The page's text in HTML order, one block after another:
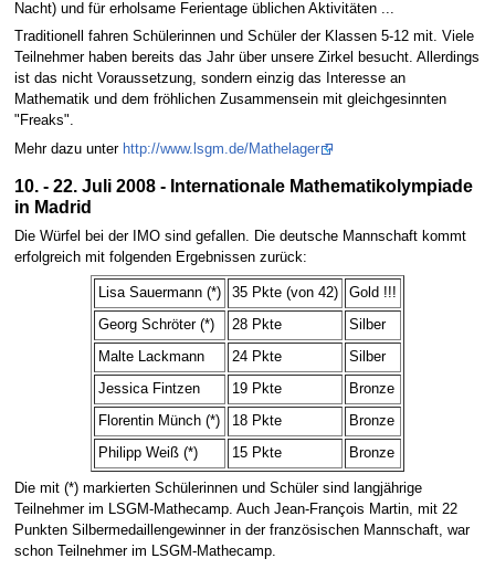
Nacht) und für erholsame Ferientage üblichen Aktivitäten ...
Traditionell fahren Schülerinnen und Schüler der Klassen 5-12 mit. Viele
Teilnehmer haben bereits das Jahr über unsere Zirkel besucht. Allerdings
ist das nicht Voraussetzung, sondern einzig das Interesse an
Mathematik und dem fröhlichen Zusammensein mit gleichgesinnten
"Freaks".
Mehr dazu unter http://www.lsgm.de/Mathelager
10. - 22. Juli 2008 - Internationale Mathematikolympiade
in Madrid
Die Würfel bei der IMO sind gefallen. Die deutsche Mannschaft kommt
erfolgreich mit folgenden Ergebnissen zurück:
Lisa Sauermann (*) 35 Pkte (von 42) Gold !!!
Georg Schröter (*) 28 Pkte Silber
Malte Lackmann 24 Pkte Silber
Jessica Fintzen 19 Pkte Bronze
Florentin Münch (*) 18 Pkte Bronze
Philipp Weiß (*) 15 Pkte Bronze
Die mit (*) markierten Schülerinnen und Schüler sind langjährige
Teilnehmer im LSGM-Mathecamp. Auch Jean-François Martin, mit 22
Punkten Silbermedaillengewinner in der französischen Mannschaft, war
schon Teilnehmer im LSGM-Mathecamp.